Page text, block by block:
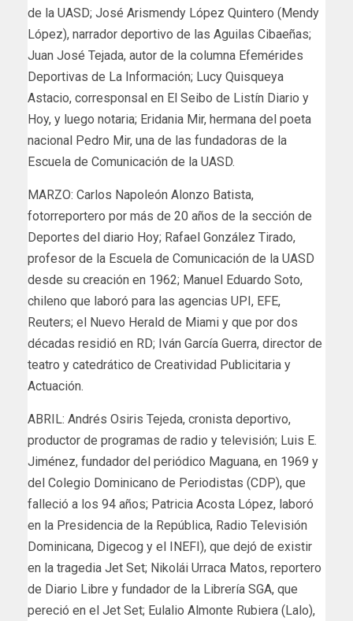
de la UASD; José Arismendy López Quintero (Mendy
López), narrador deportivo de las Aguilas Cibaeñas;
Juan José Tejada, autor de la columna Efemérides
Deportivas de La Información; Lucy Quisqueya
Astacio, corresponsal en El Seibo de Listín Diario y
Hoy, y luego notaria; Eridania Mir, hermana del poeta
nacional Pedro Mir, una de las fundadoras de la
Escuela de Comunicación de la UASD.
MARZO: Carlos Napoleón Alonzo Batista,
fotorreportero por más de 20 años de la sección de
Deportes del diario Hoy; Rafael González Tirado,
profesor de la Escuela de Comunicación de la UASD
desde su creación en 1962; Manuel Eduardo Soto,
chileno que laboró para las agencias UPI, EFE,
Reuters; el Nuevo Herald de Miami y que por dos
décadas residió en RD; Iván García Guerra, director de
teatro y catedrático de Creatividad Publicitaria y
Actuación.
ABRIL: Andrés Osiris Tejeda, cronista deportivo,
productor de programas de radio y televisión; Luis E.
Jiménez, fundador del periódico Maguana, en 1969 y
del Colegio Dominicano de Periodistas (CDP), que
falleció a los 94 años; Patricia Acosta López, laboró
en la Presidencia de la República, Radio Televisión
Dominicana, Digecog y el INEFI), que dejó de existir
en la tragedia Jet Set; Nikolái Urraca Matos, reportero
de Diario Libre y fundador de la Librería SGA, que
pereció en el Jet Set; Eulalio Almonte Rubiera (Lalo),